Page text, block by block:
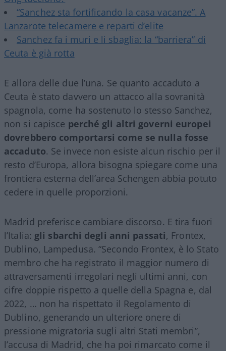
“Sanchez sta fortificando la casa vacanze”. A
Lanzarote telecamere e reparti d’elite
Sanchez fa i muri e li sbaglia: la “barriera” di
Ceuta è già rotta
E allora delle due l’una. Se quanto accaduto a
Ceuta è stato davvero un attacco alla sovranità
spagnola, come ha sostenuto lo stesso Sanchez,
non si capisce perché gli altri governi europei
dovrebbero comportarsi come se nulla fosse
accaduto. Se invece non esiste alcun rischio per il
resto d’Europa, allora bisogna spiegare come una
frontiera esterna dell’area Schengen abbia potuto
cedere in quelle proporzioni.
Madrid preferisce cambiare discorso. E tira fuori
l’Italia: gli sbarchi degli anni passati, Frontex,
Dublino, Lampedusa. “Secondo Frontex, è lo Stato
membro che ha registrato il maggior numero di
attraversamenti irregolari negli ultimi anni, con
cifre doppie rispetto a quelle della Spagna e, dal
2022, … non ha rispettato il Regolamento di
Dublino, generando un ulteriore onere di
pressione migratoria sugli altri Stati membri”,
l’accusa di Madrid, che ha poi rimarcato come il